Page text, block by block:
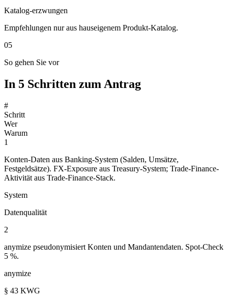
Katalog-erzwungen
Empfehlungen nur aus hauseigenem Produkt-Katalog.
05
So gehen Sie vor
In 5 Schritten zum Antrag
#
Schritt
Wer
Warum
1
Konten-Daten aus Banking-System (Salden, Umsätze,
Festgeldsätze). FX-Exposure aus Treasury-System; Trade-Finance-
Aktivität aus Trade-Finance-Stack.
System
Datenqualität
2
anymize pseudonymisiert Konten und Mandantendaten. Spot-Check
5 %.
anymize
§ 43 KWG